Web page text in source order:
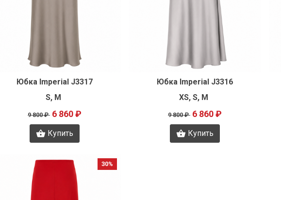
Быстрый просмотр
Юбка Imperial J3317
S, M
9 800 ₽ 6 860 ₽
Купить
Быстрый просмотр
Юбка Imperial J3316
XS, S, M
9 800 ₽ 6 860 ₽
Купить
30%